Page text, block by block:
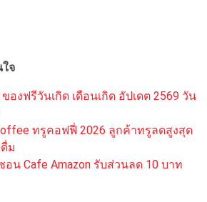
จ
องฟรีวันเกิด เดือนเกิด อัปเดต 2569 วัน
ทรูคอฟฟี่ 2026 ลูกค้าทรูลดสูงสุด
ม
น Cafe Amazon รับส่วนลด 10 บาท